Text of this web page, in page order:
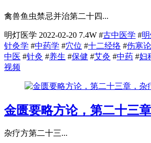
禽兽鱼虫禁忌并治第二十四...
明灯医学 2022-02-20 7.4W #古中医学 #
针灸学 #中药学 #穴位 #十二经络 #伤寒论
中医 #针灸 #养生 #保健 #艾灸 #中药 #妇
视频
金匮要略方论，第二十三
杂疗方第二十三...